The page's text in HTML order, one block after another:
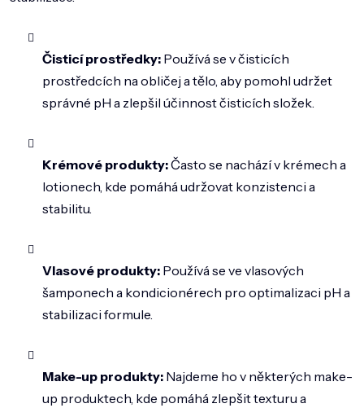
Čisticí prostředky: Používá se v čisticích
prostředcích na obličej a tělo, aby pomohl udržet
správné pH a zlepšil účinnost čisticích složek.
Krémové produkty:Často se nachází v krémech a
lotionech, kde pomáhá udržovat konzistenci a
stabilitu.
Vlasové produkty: Používá se ve vlasových
šamponech a kondicionérech pro optimalizaci pH a
stabilizaci formule.
Make-up produkty: Najdeme ho v některých make-
up produktech, kde pomáhá zlepšit texturu a